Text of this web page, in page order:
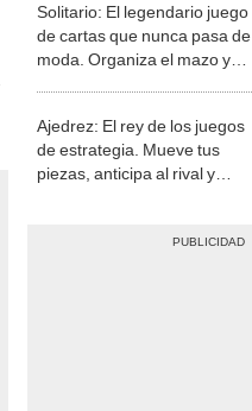
Solitario: El legendario juego
de cartas que nunca pasa de
moda. Organiza el mazo y
Ajedrez: El rey de los juegos
de estrategia. Mueve tus
piezas, anticipa al rival y